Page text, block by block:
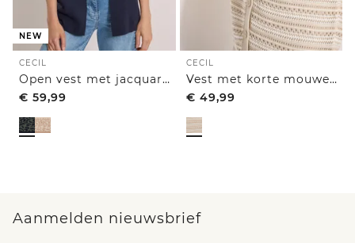
NEW
CECIL
Open vest met jacquardpatroon
€ 59,99
CECIL
Vest met korte mouwen en polokraag
€ 49,99
Aanmelden nieuwsbrief